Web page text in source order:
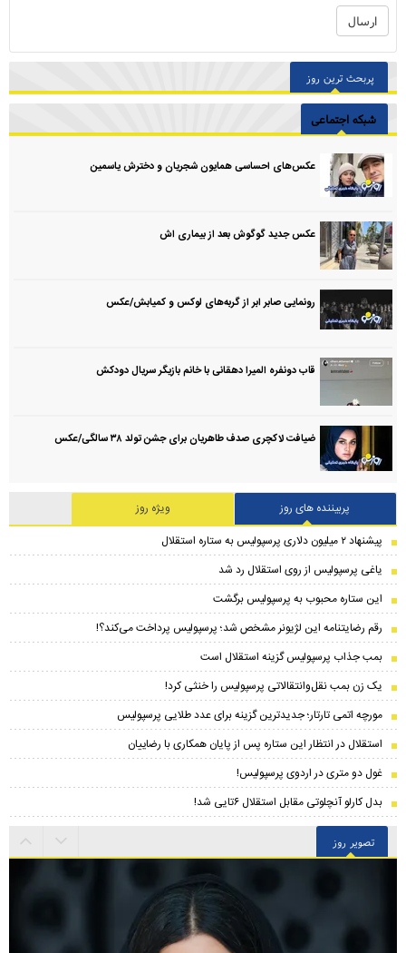
پربحث ترین روز
شبکه اجتماعی
عکس‌های احساسی همایون شجریان و دخترش یاسمین
عکس جدید گوگوش بعد از بیماری اش
رونمایی صابر ابر از گربه‌های لوکس و کمیابش/عکس
قاب دونفره المیرا دهقانی با خانم بازیگر سریال دودکش
ضیافت لاکچری صدف طاهریان برای جشن تولد ۳۸ سالگی‌/عکس
پربیننده های روز
ویژه روز
پیشنهاد ۲ میلیون دلاری پرسپولیس به ستاره استقلال
یاغی پرسپولیس از روی استقلال رد شد
این ستاره محبوب به پرسپولیس برگشت
رقم رضایتنامه این لژیونر مشخص شد؛ پرسپولیس پرداخت می‌کند؟!
بمب جذاب پرسپولیس گزینه استقلال است
یک زن بمب نقل‌وانتقالاتی پرسپولیس را خنثی کرد!
مورچه اتمی تارتار؛ جدیدترین گزینه برای عدد طلایی پرسپولیس
استقلال در انتظار این ستاره پس از پایان همکاری با رضاییان
غول دو متری در اردوی پرسپولیس!
بدل کارلو آنچلوتی مقابل استقلال ۶تایی شد!
تصویر روز